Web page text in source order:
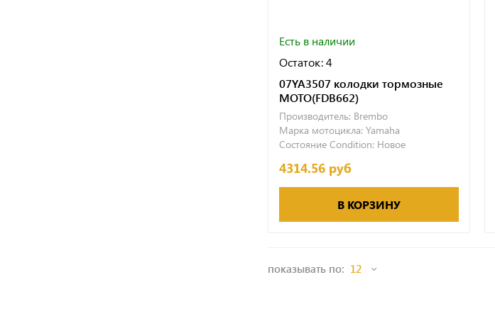
Есть в наличии
Остаток: 4
07YA3507 колодки тормозные
МОТО(FDB662)
Производитель: Brembo
Марка мотоцикла: Yamaha
Состояние Condition: Новое
4314.56 руб
В КОРЗИНУ
показывать по: